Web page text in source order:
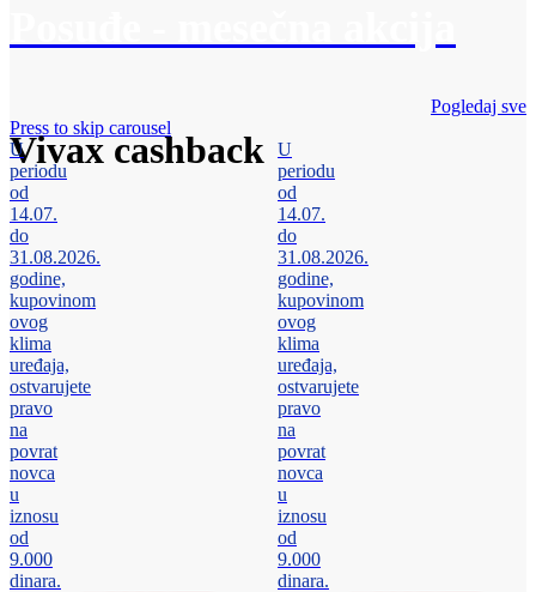
Vivax cashback
Pogledaj sve
Press to skip carousel
U
periodu
od
14.07.
do
31.08.2026.
godine,
kupovinom
ovog
klima
uređaja,
ostvarujete
pravo
na
povrat
novca
u
iznosu
od
9.000
dinara.
U
periodu
od
14.07.
do
31.08.2026.
godine,
kupovinom
ovog
klima
uređaja,
ostvarujete
pravo
na
povrat
novca
u
iznosu
od
9.000
dinara.